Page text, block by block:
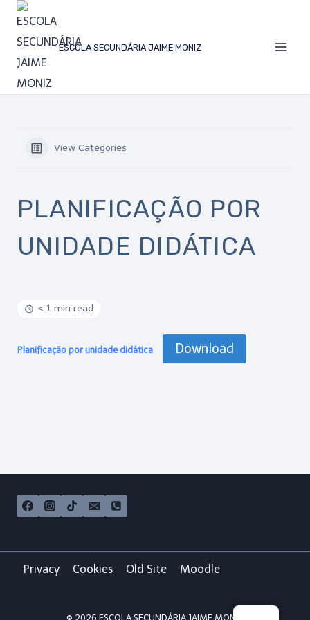
ESCOLA SECUNDÁRIA JAIME MONIZ
View Categories
PLANIFICAÇÃO POR
UNIDADE DIDÁTICA
< 1 min read
Planificação por unidade didática Download
Privacy Cookies Old Site Moodle
© 2026 ESCOLA SECUNDÁRIA JAIME MONIZ